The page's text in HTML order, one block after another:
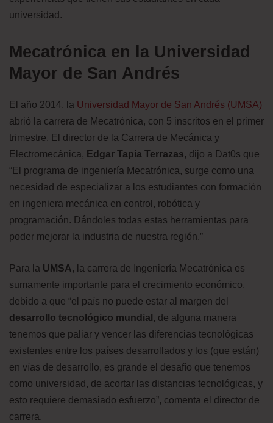
universidad.
Mecatrónica en la Universidad
Mayor de San Andrés
El año 2014, la Universidad Mayor de San Andrés (UMSA)
abrió la carrera de Mecatrónica, con 5 inscritos en el primer
trimestre. El director de la Carrera de Mecánica y
Electromecánica, Edgar Tapia Terrazas, dijo a Dat0s que
“El programa de ingeniería Mecatrónica, surge como una
necesidad de especializar a los estudiantes con formación
en ingeniera mecánica en control, robótica y
programación. Dándoles todas estas herramientas para
poder mejorar la industria de nuestra región.”
Para la UMSA, la carrera de Ingeniería Mecatrónica es
sumamente importante para el crecimiento económico,
debido a que “el país no puede estar al margen del
desarrollo tecnológico mundial , de alguna manera
tenemos que paliar y vencer las diferencias tecnológicas
existentes entre los países desarrollados y los (que están)
en vías de desarrollo, es grande el desafío que tenemos
como universidad, de acortar las distancias tecnológicas, y
esto requiere demasiado esfuerzo”, comenta el director de
carrera.